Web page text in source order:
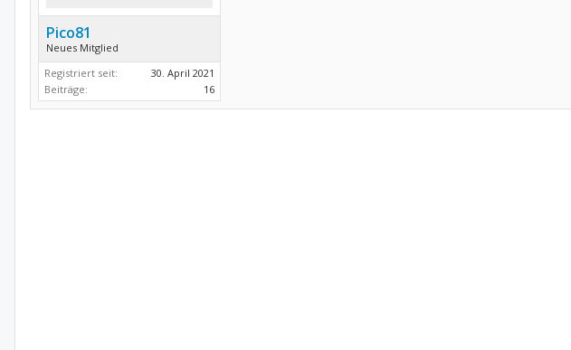
Pico81
Neues Mitglied
Registriert seit:
30. April 2021
Beiträge:
16